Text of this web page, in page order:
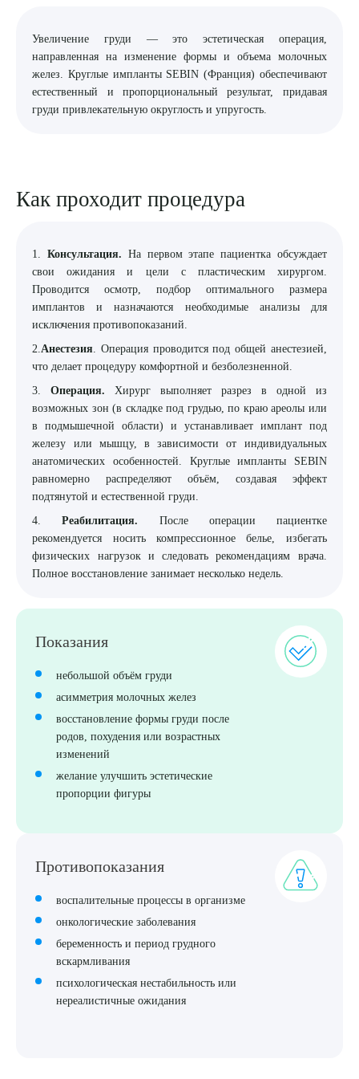
ЗАКАЗАТЬ ЗВОНОК
Увеличение груди — это эстетическая операция,
направленная на изменение формы и объема молочных
желез. Круглые импланты SEBIN (Франция) обеспечивают
естественный и пропорциональный результат, придавая
груди привлекательную округлость и упругость.
Как проходит процедура
1.Консультация. На первом этапе пациентка обсуждает
свои ожидания и цели с пластическим хирургом.
Проводится осмотр, подбор оптимального размера
имплантов и назначаются необходимые анализы для
исключения противопоказаний.
2. Анестезия . Операция проводится под общей анестезией,
что делает процедуру комфортной и безболезненной.
3.
Операция. Хирург выполняет разрез в одной из
возможных зон (в складке под грудью, по краю ареолы или
в подмышечной области) и устанавливает имплант под
железу или мышцу, в зависимости от индивидуальных
анатомических особенностей. Круглые импланты SEBIN
равномерно распределяют объём, создавая эффект
подтянутой и естественной груди.
4.Реабилитация. После операции пациентке
рекомендуется носить компрессионное белье, избегать
физических нагрузок и следовать рекомендациям врача.
Полное восстановление занимает несколько недель.
Показания
небольшой объём груди
асимметрия молочных желез
восстановление формы груди после
родов, похудения или возрастных
изменений
желание улучшить эстетические
пропорции фигуры
Противопоказания
воспалительные процессы в организме
онкологические заболевания
беременность и период грудного
вскармливания
психологическая нестабильность или
нереалистичные ожидания
Выберите сопутствующую услугу